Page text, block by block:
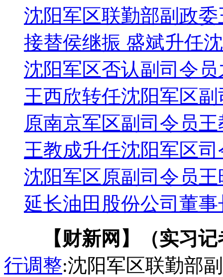
沈阳军区联勤部副政
接替侯继振 盛斌升任
沈阳军区否认副司令
王西欣转任沈阳军区
原南京军区副司令员
王教成升任沈阳军区司
沈阳军区原副司令员
延长油田股份公司董
【财新网】（实习
行调整:沈阳军区联勤部